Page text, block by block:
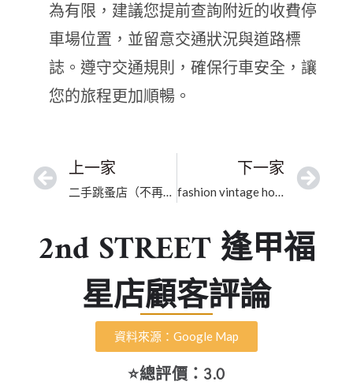
為有限，建議您提前查詢附近的收費停
車場位置，並留意交通狀況與道路標
誌。遵守交通規則，確保行車安全，讓
您的旅程更加順暢。
上一家
二手跳蚤店（不再收新會員寄賣）｜臺中市二手精品專賣｜嚴格把關的行家鑑賞平台
下一家
fashion vintage house｜臺中市精品專業鑑定｜專業嚴選的行家信賴首選
2nd STREET 逢甲福
星店顧客評論
資料來源：Google Map
⭐總評價：3.0